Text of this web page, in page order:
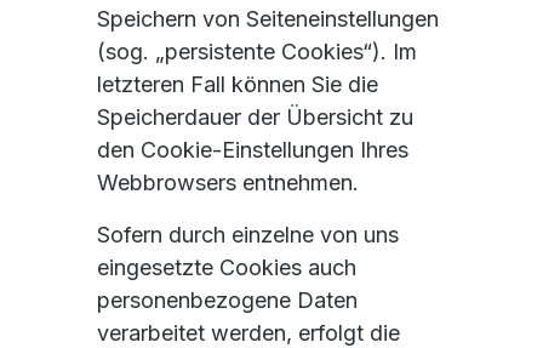
Speichern von Seiteneinstellungen
(sog. „persistente Cookies“). Im
letzteren Fall können Sie die
Speicherdauer der Übersicht zu
den Cookie-Einstellungen Ihres
Webbrowsers entnehmen.
Sofern durch einzelne von uns
eingesetzte Cookies auch
personenbezogene Daten
verarbeitet werden, erfolgt die